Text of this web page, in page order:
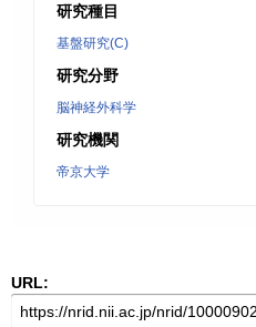
研究種目
基盤研究(C)
研究分野
脳神経外科学
研究機関
帝京大学
URL: